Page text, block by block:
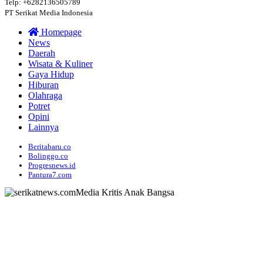
Telp: +6282136505789
PT Serikat Media Indonesia
Homepage
News
Daerah
Wisata & Kuliner
Gaya Hidup
Hiburan
Olahraga
Potret
Opini
Lainnya
Beritabaru.co
Bolinggo.co
Progresnews.id
Pantura7.com